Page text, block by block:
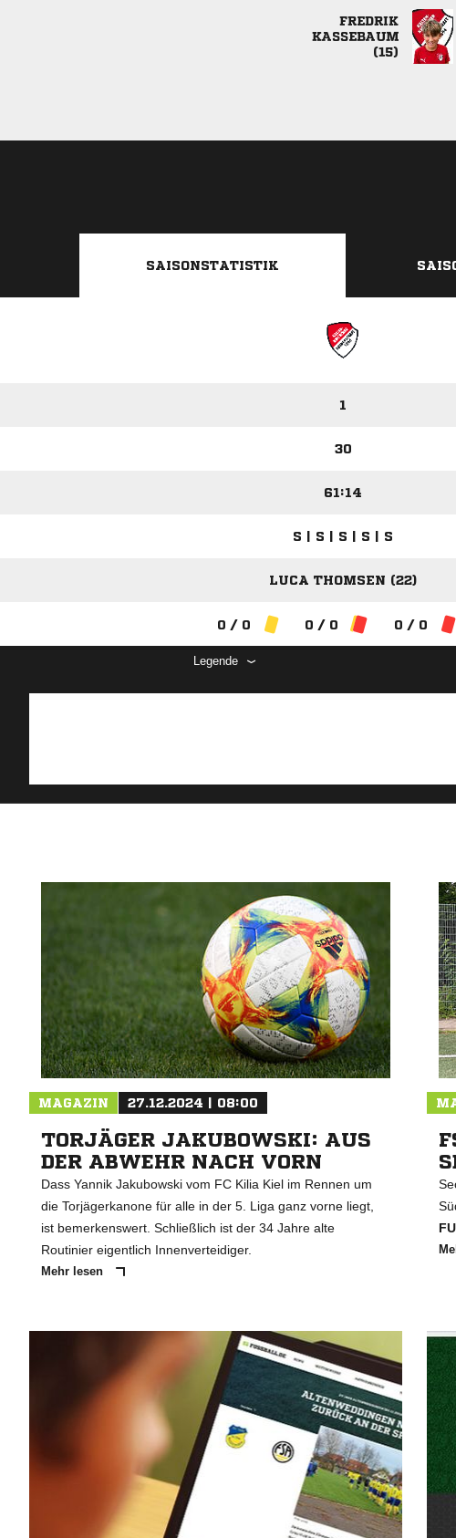



SAISONSTATISTIK
1
30
61:14
S | S | S | S | S
LUCA THOMSEN (22)
0 / 0 0 / 0 0 / 0
Legende
MAGAZIN 27.12.2024 | 08:00
TORJÄGER JAKUBOWSKI: AUS
DER ABWEHR NACH VORN
Dass Yannik Jakubowski vom FC Kilia Kiel im Rennen um
die Torjägerkanone für alle in der 5. Liga ganz vorne liegt,
ist bemerkenswert. Schließlich ist der 34 Jahre alte
Routinier eigentlich Innenverteidiger.
Mehr lesen